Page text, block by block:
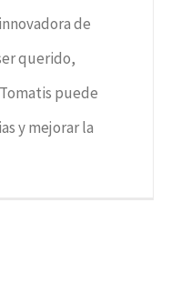
de
querido,
puede
y mejorar la